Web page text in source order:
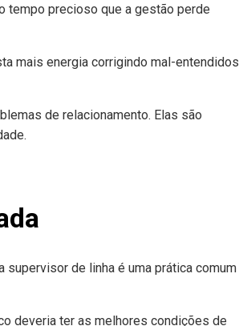
tempo precioso que a gestão perde
mais energia corrigindo mal-entendidos
de relacionamento. Elas são
supervisor de linha é uma prática comum
deveria ter as melhores condições de